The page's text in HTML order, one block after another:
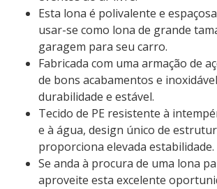
Esta lona é polivalente e
usar-se como lona de grande
garagem para seu carro.
Fabricada com uma armação de
de bons acabamentos e
durabilidade e estável.
Tecido de PE resistente à
e à água, design único de
proporciona elevada estabilidade.
Se anda à procura de uma lona
aproveite esta excelente